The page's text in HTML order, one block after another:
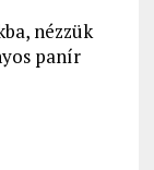
nézzük
panír